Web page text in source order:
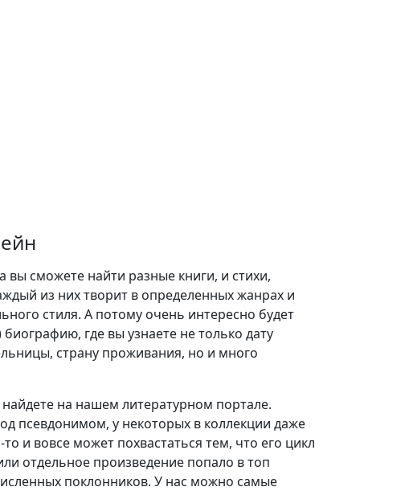
сможете найти разные книги, и стихи,
из них творит в определенных жанрах и
стиля. А потому очень интересно будет
где вы узнаете не только дату
страну проживания, но и много
на нашем литературном портале.
псевдонимом, у некоторых в коллекции даже
и вовсе может похвастаться тем, что его цикл
отдельное произведение попало в топ
поклонников. У нас можно самые